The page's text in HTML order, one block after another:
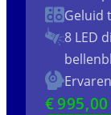
Geluid
8 LED
€995